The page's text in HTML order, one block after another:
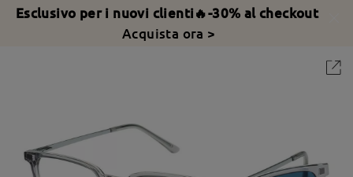
Esclusivo per i nuovi clienti🔥-30% al checkout
Acquista ora >